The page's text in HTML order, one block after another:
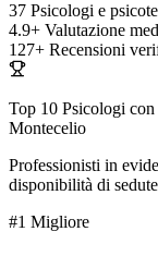
37 Psicologi e
4.9+ Valutazione
127+ Recensioni
Top 10 Psicologi
Montecelio
Professionisti in
disponibilità di
#1 Migliore